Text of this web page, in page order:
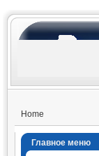
Home
Главное меню